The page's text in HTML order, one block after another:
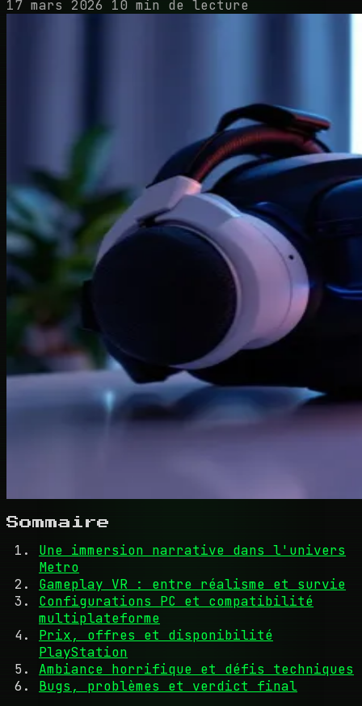
17 mars 2026
10 min de lecture
Sommaire
Une immersion narrative dans l'univers
Metro
Gameplay VR : entre réalisme et survie
Configurations PC et compatibilité
multiplateforme
Prix, offres et disponibilité
PlayStation
Ambiance horrifique et défis techniques
Bugs, problèmes et verdict final